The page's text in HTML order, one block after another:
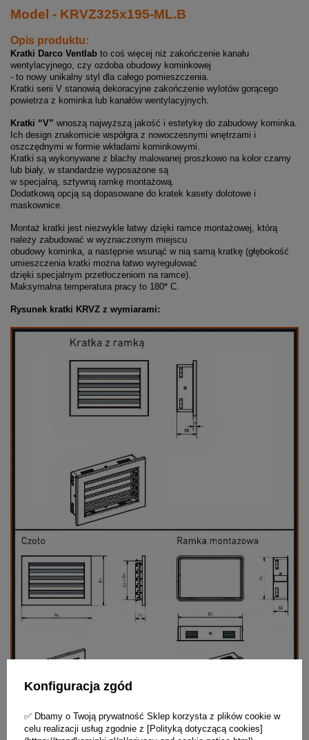
Model - KRVZ325x195-ML.B
Opis produktu:
Kratki Darco Ventlab to coś więcej niż zakończenie kanału
wentylacyjnego, czy ozdoba obudowy kominkowej
- to nowy unikalny styl dla całego pomieszczenia.
Kratki serii V stanowią dekoracyjne zakończenie wylotów gorącego
powietrza z kominka lub kanałów wentylacyjnych.
Kratki “V” wnoszą najwyższą jakość i estetykę do zabudowy kominka.
Ich design znakomicie współgra z nowoczesnymi wnętrzami i
oszczędnymi w formie wkładami kominkowymi.
Kratki są wykonywane z blachy malowanej proszkowo na kolor czarny
lub biały, w standardzie wyposażone są
w specjalną, sztywną ramkę montażową.
Dodatkową opcją są dopasowane do kratek kasety dolotowe i
maskownice.
Montaż kratki jest niezwykle łatwy dzięki ramce montażowej, którą
należy zabudować w wyznaczonym miejscu
obudowy kominka, a następnie wsunąć w nią samą kratkę (głębokość
umieszczenia kratki można łatwo wyregulować
dzięki specjalnym przetłoczeniom na ramce).
Maksymalna temperatura pracy to 180* C.
Rysunek kratki KRVZ z wymiarami:
Konfiguracja zgód
✅ Dbamy o Twoją prywatność Sklep korzysta z plików cookie w
celu realizacji usług zgodnie z [Polityką dotyczącą cookies]